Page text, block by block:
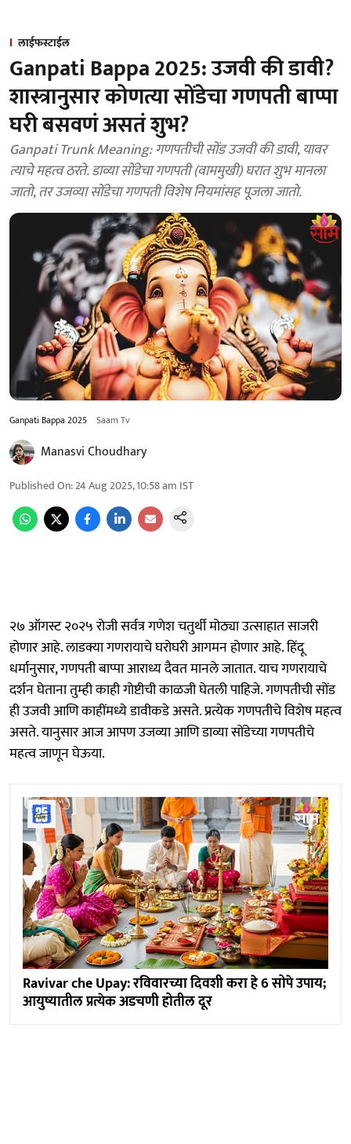
लाईफस्टाईल
Ganpati Bappa 2025: उजवी की डावी?
शास्त्रानुसार कोणत्या सोंडेचा गणपती बाप्पा
घरी बसवणं असतं शुभ?
Ganpati Trunk Meaning: गणपतीची सोंड उजवी की डावी, यावर
त्याचे महत्व ठरते. डाव्या सोंडेचा गणपती (वाममुखी) घरात शुभ मानला
जातो, तर उजव्या सोंडेचा गणपती विशेष नियमांसह पूजला जातो.
Ganpati Bappa 2025 Saam Tv
Manasvi Choudhary
Published On:24 Aug 2025, 10:58 am IST
२७ ऑगस्ट २०२५ रोजी सर्वत्र गणेश चतुर्थी मोठ्या उत्साहात साजरी
होणार आहे. लाडक्या गणरायाचे घरोघरी आगमन होणार आहे. हिंदू
धर्मानुसार, गणपती बाप्पा आराध्य दैवत मानले जातात. याच गणरायाचे
दर्शन घेताना तुम्ही काही गोष्टीची काळजी घेतली पाहिजे. गणपतीची सोंड
ही उजवी आणि काहींमध्ये डावीकडे असते. प्रत्येक गणपतीचे विशेष महत्व
असते. यानुसार आज आपण उजव्या आणि डाव्या सोंडेच्या गणपतीचे
महत्व जाणून घेऊया.
Ravivar che Upay: रविवारच्या दिवशी करा हे 6 सोपे उपाय;
आयुष्यातील प्रत्येक अडचणी होतील दूर